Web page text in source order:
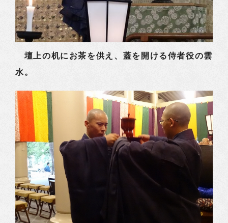
壇上の机にお茶を供え、蓋を開ける侍者役の雲
水。